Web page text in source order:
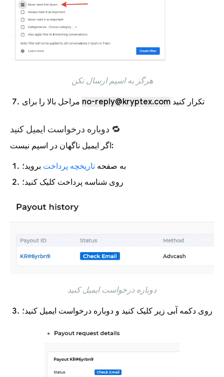
هرگز به اسپم ارسال نکن
no-reply@kryptex.com تکرار کنید
دوباره درخواست ایمیل کنید 🔁
اگر ایمیل ناگهان در اسپم نیست:
به صفحه تاریخچه پرداخت بروید؛
روی شناسه پرداخت کلیک کنید؛
دوباره درخواست ایمیل کنید
روی دکمه آبی زیر کلیک کنید و دوباره درخواست ایمیل کنید؛